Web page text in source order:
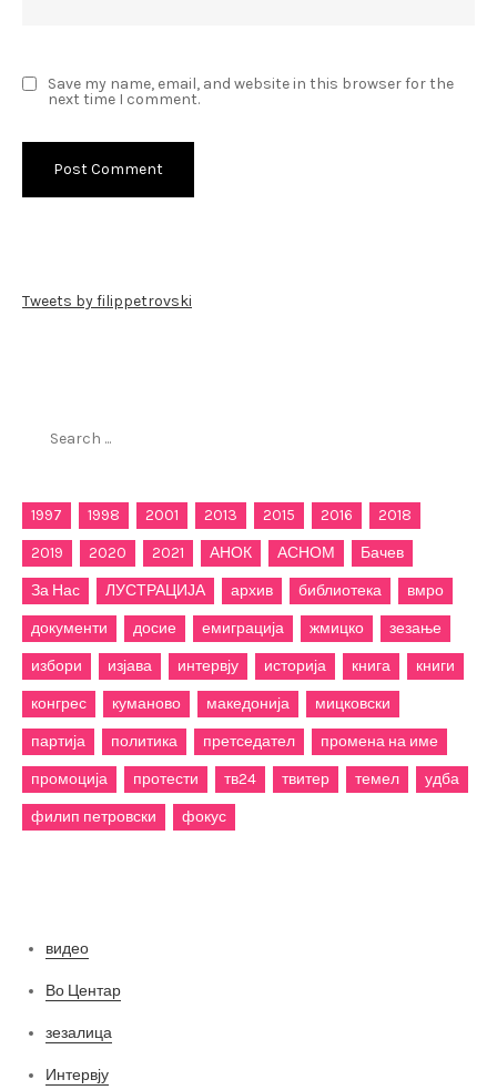
Save my name, email, and website in this browser for the
next time I comment.
Tweets by filippetrovski
1997 1998 2001 2013 2015 2016
2018
2019
2020 2021 АНОК АСНОМ
Бачев
За Нас
ЛУСТРАЦИЈА архив библиотека
вмро
документи
досие емиграција жмицко
зезање
избори
изјава интервју историја книга
книги
конгрес
куманово македонија
мицковски
партија
политика претседател
промена на име
промоција
протести тв24 твитер темел
удба
филип петровски
фокус
видео
Во Центар
зезалица
Интервју